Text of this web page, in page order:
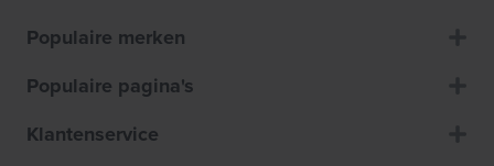
Populaire merken
Populaire pagina's
Klantenservice